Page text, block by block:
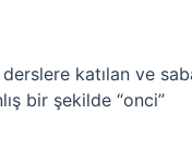
katılan ve
bir şekilde “onci”